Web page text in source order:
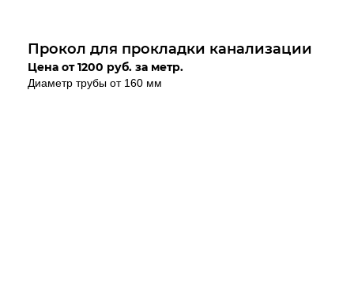
Прокол для прокладки канализации
Цена от 1200 руб. за метр.
Диаметр трубы от 160 мм